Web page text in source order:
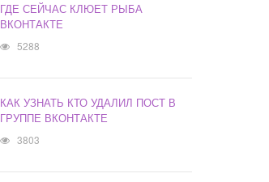
ГДЕ СЕЙЧАС КЛЮЕТ РЫБА
ВКОНТАКТЕ
5288
КАК УЗНАТЬ КТО УДАЛИЛ ПОСТ В
ГРУППЕ ВКОНТАКТЕ
3803